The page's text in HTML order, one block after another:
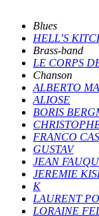
Blues
HELL’S
Brass-band
LE CORPS
Chanson
ALBERTO
ALIOSE
BORIS
FRANCO
GUSTAV
JEAN
JEREMIE
K
LAURENT
LORAINE